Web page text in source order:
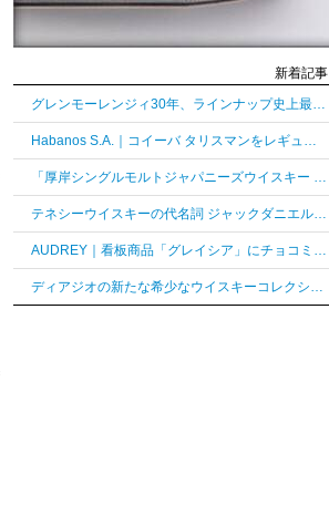
新着記事
グレンモーレンジィ30年、ラインナップ史上最長熟成の30年
Habanos S.A.｜コイーバ タリスマンをレギュラーラインとして復活
「厚岸シングルモルトジャパニーズウイスキー 花ぐはし カリンパニ」が最高金賞、ジャパングランプリ受賞
テネシーウイスキーの代名詞 ジャックダニエル「ジャックダニエル マクラーレン2026ラベル」を数量限定発売
AUDREY｜看板商品「グレイシア」にチョコミントフレーバー「グレイシア チョコミンティ」が新登場
ディアジオの新たな希少なウイスキーコレクション「レア シリーズ」が2026年7月7日（火）より日本発売